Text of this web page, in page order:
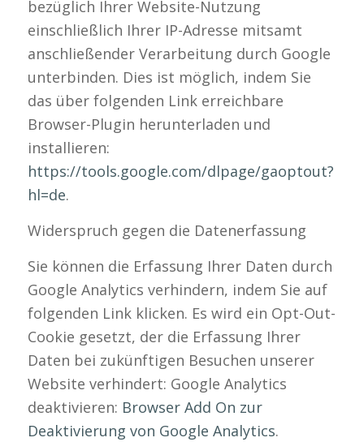
bezüglich Ihrer Website-Nutzung
einschließlich Ihrer IP-Adresse mitsamt
anschließender Verarbeitung durch Google
unterbinden. Dies ist möglich, indem Sie
das über folgenden Link erreichbare
Browser-Plugin herunterladen und
installieren:
https://tools.google.com/dlpage/gaoptout?
hl=de.
Widerspruch gegen die Datenerfassung
Sie können die Erfassung Ihrer Daten durch
Google Analytics verhindern, indem Sie auf
folgenden Link klicken. Es wird ein Opt-Out-
Cookie gesetzt, der die Erfassung Ihrer
Daten bei zukünftigen Besuchen unserer
Website verhindert: Google Analytics
deaktivieren: Browser Add On zur
Deaktivierung von Google Analytics.